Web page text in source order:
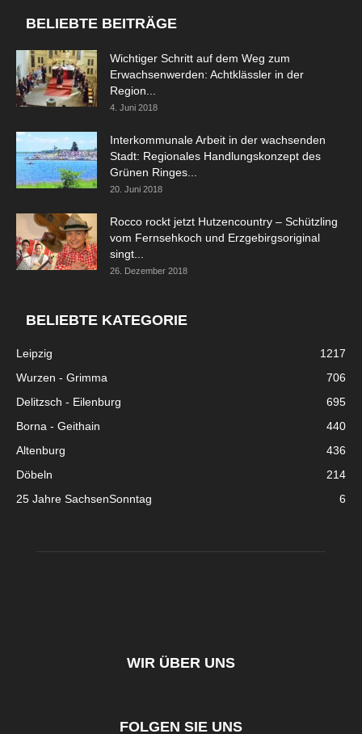
BELIEBTE BEITRÄGE
Wichtiger Schritt auf dem Weg zum
Erwachsenwerden: Achtklässler in der
Region...
4. Juni 2018
Interkommunale Arbeit in der wachsenden
Stadt: Regionales Handlungskonzept des
Grünen Ringes...
20. Juni 2018
Rocco rockt jetzt Hutzencountry – Schützling
vom Fernsehkoch und Erzgebirgsoriginal
singt...
26. Dezember 2018
BELIEBTE KATEGORIE
Leipzig
1217
Wurzen - Grimma
706
Delitzsch - Eilenburg
695
Borna - Geithain
440
Altenburg
436
Döbeln
214
25 Jahre SachsenSonntag
6
WIR ÜBER UNS
FOLGEN SIE UNS